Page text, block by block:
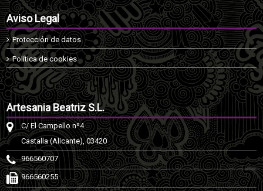
Aviso Legal
Protección de datos
Política de cookies
Artesania Beatriz S.L.
C/ El Campello nº4
Castalla (Alicante), 03420
966560707
966560255